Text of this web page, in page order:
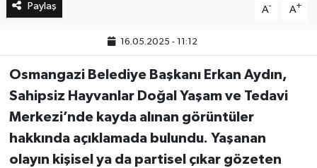
Paylaş A- A+
16.05.2025 - 11:12
Osmangazi Belediye Başkanı Erkan Aydın,
Sahipsiz Hayvanlar Doğal Yaşam ve Tedavi
Merkezi’nde kayda alınan görüntüler
hakkında açıklamada bulundu. Yaşanan
olayın kişisel ya da partisel çıkar gözeten